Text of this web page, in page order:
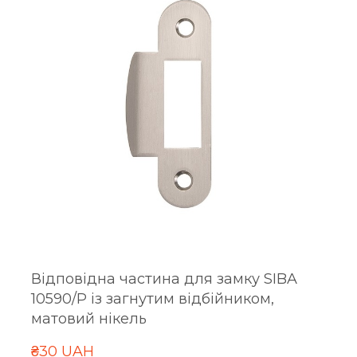
Відповідна частина для замку SIBA
10590/P із загнутим відбійником,
матовий нікель
₴30 UAH